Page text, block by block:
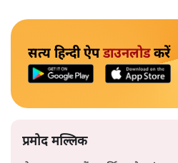
सत्य हिन्दी ऐपडाउनलोडकरें
प्रमोद मल्लिक